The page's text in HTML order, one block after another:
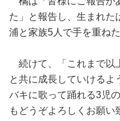
た」と報告し、生まれた
浦と家族5人で手を重ね
続けて、「これまで以
と共に成長していけるよ
バキに歌って踊れる3児
もどうぞよろしくお願い